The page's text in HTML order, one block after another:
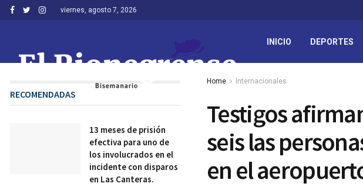
viernes, agosto 7, 2026
INICIO DEPORTES
Home Internacionales
Testigos
seis las
en el
RECOMENDADAS
13 meses de prisión
efectiva para uno de
los involucrados en el
incidente con disparos
en Las Canteras.